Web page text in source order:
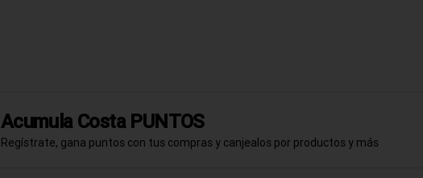
Acumula Costa PUNTOS
Regístrate, gana puntos con tus compras y canjealos por productos y más